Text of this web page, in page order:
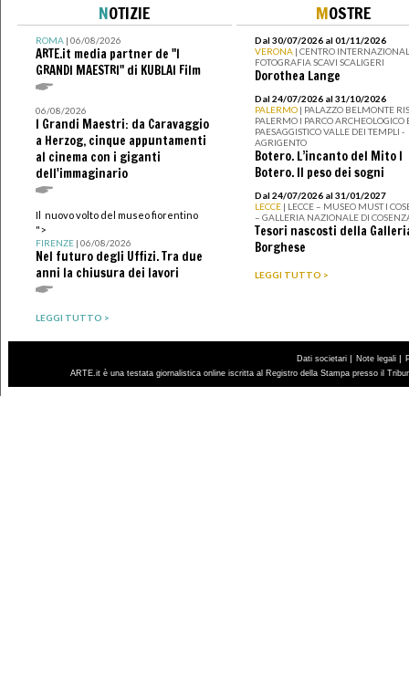
NOTIZIE
ROMA| 06/08/2026
ARTE.it media partner de "I
GRANDI MAESTRI" di KUBLAI Film
06/08/2026
I Grandi Maestri: da Caravaggio
a Herzog, cinque appuntamenti
al cinema con i giganti
dell'immaginario
Il nuovo volto del museo fiorentino
">
FIRENZE| 06/08/2026
Nel futuro degli Uffizi. Tra due
anni la chiusura dei lavori
LEGGI TUTTO >
MOSTRE
Dal 30/07/2026 al 01/11/2026
VERONA | CENTRO
FOTOGRAFIA SCAVI SCALIGERI
Dorothea Lange
Dal 24/07/2026 al 31/10/2026
PALERMO | PALAZZO BELMONTE
PALERMO I PARCO ARCHEOLOGICO
PAESAGGISTICO VALLE DEI TEMPLI -
AGRIGENTO
Botero. L’incanto del Mito I
Botero. Il peso dei sogni
Dal 24/07/2026 al 31/01/2027
LECCE | LECCE – MUSEO MUST I
– GALLERIA NAZIONALE DI
Tesori nascosti della
Borghese
LEGGI TUTTO >
Dati societari | Note legali |
ARTE.it è una testata giornalistica online iscritta al Registro della Stampa presso il